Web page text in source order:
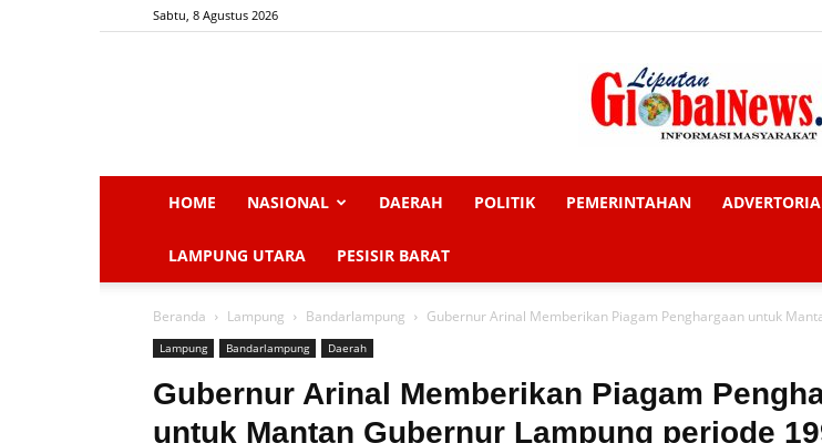
Sabtu, 8 Agustus 2026
HOME NASIONAL DAERAH POLITIK PEMERINTAHAN
LAMPUNG UTARA PESISIR BARAT
Beranda Lampung Bandarlampung Gubernur Arinal Memberikan Piagam Penghargaan untuk
Lampung Bandarlampung Daerah
Gubernur Arinal Memberikan Piagam
untuk Mantan Gubernur Lampung periode